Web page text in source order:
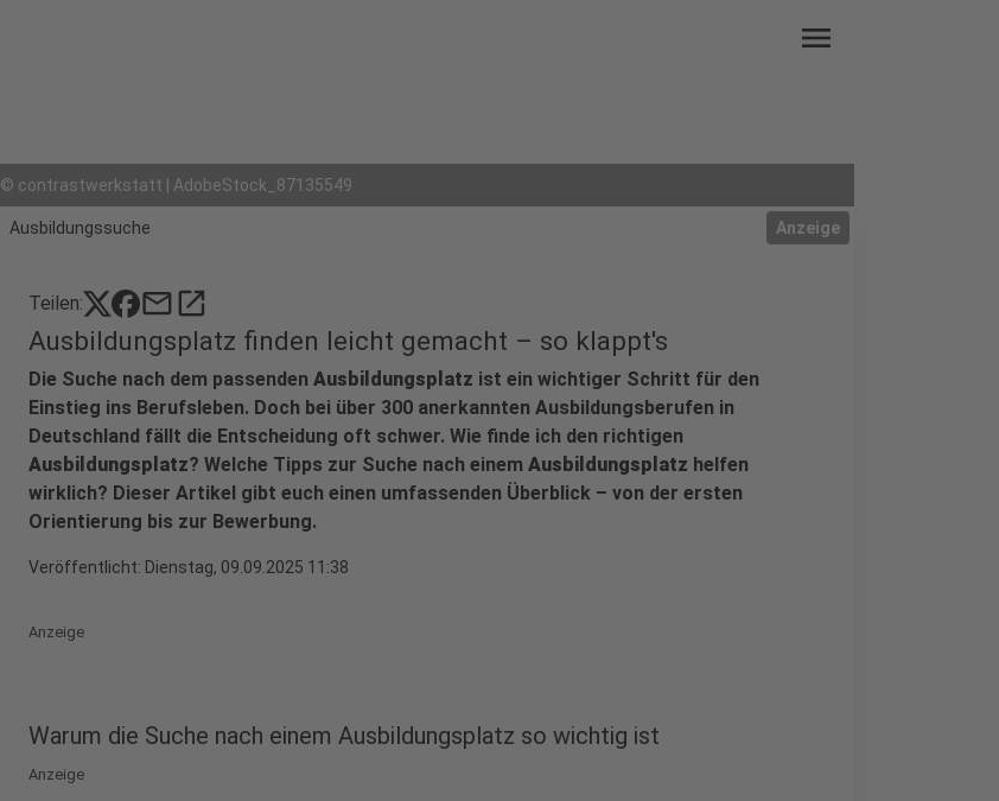
menu
Anzeige
© contrastwerkstatt | AdobeStock_87135549
Ausbildungssuche
Teilen: mailopen_in_new
Ausbildungsplatz finden leicht gemacht – so klappt's
Die Suche nach dem passenden Ausbildungsplatz ist ein wichtiger Schritt für den
Einstieg ins Berufsleben. Doch bei über 300 anerkannten Ausbildungsberufen in
Deutschland fällt die Entscheidung oft schwer. Wie finde ich den richtigen
Ausbildungsplatz? Welche Tipps zur Suche nach einem Ausbildungsplatz helfen
wirklich? Dieser Artikel gibt euch einen umfassenden Überblick – von der ersten
Orientierung bis zur Bewerbung.
Veröffentlicht: Dienstag, 09.09.2025 11:38
Anzeige
Warum die Suche nach einem Ausbildungsplatz so wichtig ist
Anzeige